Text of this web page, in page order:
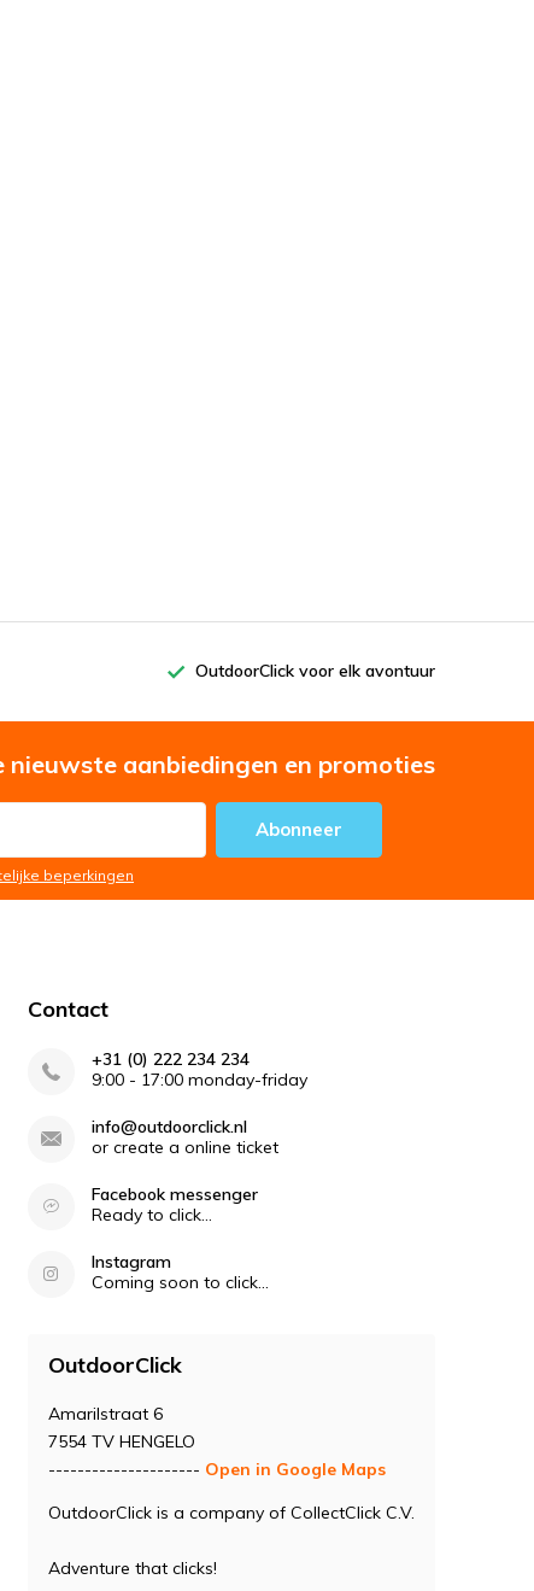
OutdoorClick voor elk avontuur
nieuwste aanbiedingen en promoties
Abonneer
beperkingen
Contact
+31 (0) 222 234 234
9:00 - 17:00 monday-friday
info@outdoorclick.nl
or create a online ticket
Facebook messenger
Ready to click...
Instagram
Coming soon to click...
OutdoorClick
Amarilstraat 6
7554 TV HENGELO
--------------------- Open in Google Maps
OutdoorClick is a company of CollectClick C.V.
Adventure that clicks!